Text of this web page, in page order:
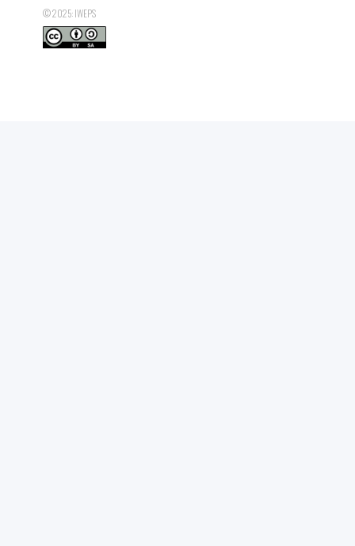
© 2025: IWEPS